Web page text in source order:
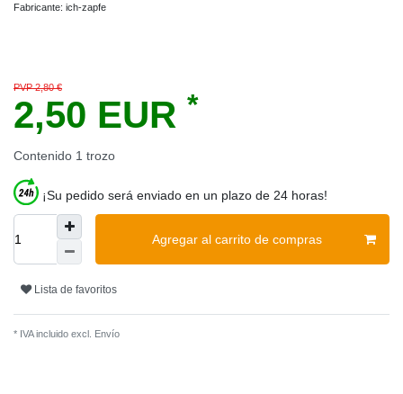
Fabricante: ich-zapfe
PVP 2,80 €
2,50 EUR *
Contenido 1 trozo
¡Su pedido será enviado en un plazo de 24 horas!
Agregar al carrito de compras
Lista de favoritos
* IVA incluido excl. Envío